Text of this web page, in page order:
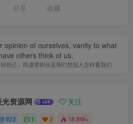
分享 收藏
opinion of ourselves, vanity to what
others think of us.
自己，而虚荣则涉及我们想别人怎样看我们
光资源网 关注
922 1 2 18.8W+